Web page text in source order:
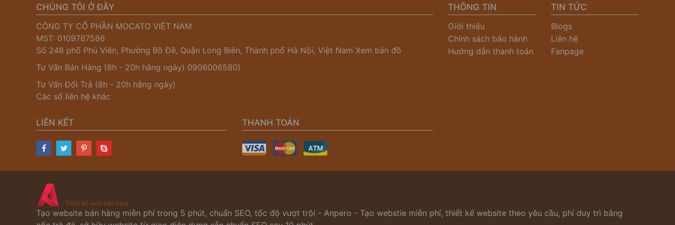
CHÚNG TÔI Ở ĐÂY
CÔNG TY CỔ PHẦN MOCATO VIỆT NAM
MST: 0109787586
Số 248 phố Phú Viên, Phường Bồ Đề, Quận Long Biên, Thành phố Hà Nội, Việt Nam Xem bản đồ
Tư Vấn Bán Hàng (8h - 20h hằng ngày) 0906006580)
Tư Vấn Đổi Trả (8h - 20h hằng ngày)
Các số liên hệ khác
LIÊN KẾT THANH TOÁN
THÔNG TIN
Giới thiệu
Chính sách bảo hành
Hướng dẫn thanh toán
TIN TỨC
Blogs
Liên hệ
Fanpage
Tạo website bán hàng miễn phí trong 5 phút, chuẩn SEO, tốc độ vượt trội - Anpero - Tạo webstie miễn phí, thiết kế website theo yêu cầu, phí duy trì bằng